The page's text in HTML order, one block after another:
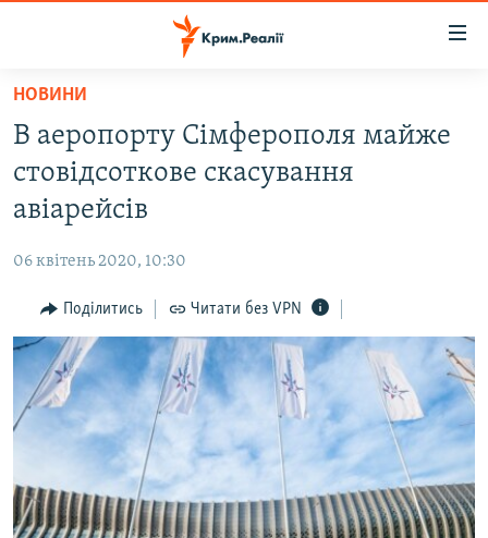
Перейти
основного
матеріалу
Перейти
до
основної
Перейти
до
пошуку
ВОДА.КРИМ
ВІДЕО ТА ФОТО
БЛОГИ
ПОГЛЯД
ІНТЕРВ'Ю
ВСЕ ЗА ДЕНЬ
СПЕЦПРОЕКТИ
ВІДЕОУРОКИ «ELIFBE»
ЯК ОБІЙТИ БЛОКУВАННЯ
Русский
НОВИНИ
В аеропорту Сімферополя майже
стовідсоткове скасування
авіарейсів
06 квітень 2020, 10:30
Поділитись Читати без VPN